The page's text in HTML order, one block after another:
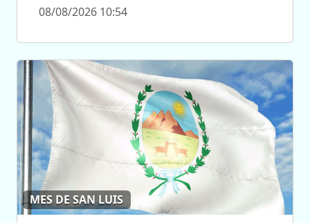
08/08/2026 10:54
MES DE SAN LUIS